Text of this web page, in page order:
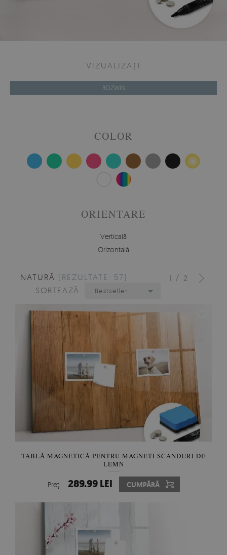
VIZUALIZAȚI
ROZWIŃ
COLOR
ORIENTARE
Verticală
Orizontală
1 / 2
NATURĂ [REZULTATE: 57]
SORTEAZĂ:
Bestseller
TABLĂ MAGNETICĂ PENTRU MAGNETI SCÂNDURI DE
LEMN
Preţ: 289.99 LEI CUMPĂRĂ